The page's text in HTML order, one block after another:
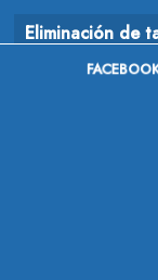
Eliminación de
técnicas